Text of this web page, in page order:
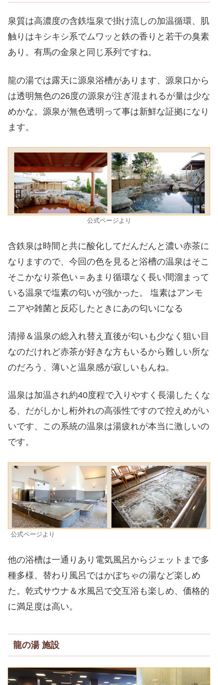
泉質は高濃度の含鉄塩泉で掛け流しの加温循環、肌
触りはキシキシ系でムワッと鉄の香りと若干の臭素
あり。有馬の金泉と同じ系列ですね。
龍の湯では露天に源泉浴槽があります、源泉口から
は透明無色の26度の源泉が注ぎ混まれるが量は少な
めかな。源泉が無色透明って事は新鮮な証拠になり
ます。
公式ページより
含鉄泉は時間と共に酸化してだんだんと濃い赤茶に
なりますので、今回の色を見ると浴槽の温泉はそこ
そこかなり茶色い＝あまり循環なく長い間溜まって
いる温泉で塩素の匂いが強かった。 塩素はアンモ
ニアや雑菌と反応したときにあの匂いになる
清掃＆温泉の総入れ替え直後が匂いも少なく狙い目
なのだけれど赤茶が好きな方もいるから難しい所な
のだろう、薄いと温泉感が寂しいもんね。
温泉は加温され約40度程で入りやすく長湯したくな
る、だがしかし桁外れの高張性ですので控えめがい
いです、この系統の温泉は湯疲れが本当に激しいの
です。
公式ページより
他の浴槽は一通りあり電気風呂からジェットまで多
種多様、替わり風呂ではかぼちゃの湯など楽しめ
た。乾式サウナ＆水風呂で交互浴も楽しめ、価格的
に満足度は高い。
龍の湯 施設